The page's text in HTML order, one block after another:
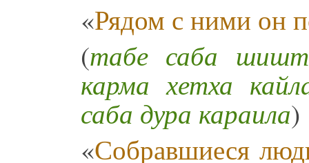
«Рядом с ними он
(табе саба
карма хетха
саба дура караила)
«Собравшиеся